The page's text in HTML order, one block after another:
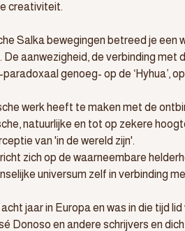
creativiteit.
Salka bewegingen betreed je een
De aanwezigheid, de verbinding met
genoeg- op de ‘Hyhua’,
werk heeft te maken met de
natuurlijke en tot op zekere
van 'in de wereld zijn'.
zich op de waarneembare
universum zelf in verbinding
jaar in Europa en was in die tijd
Donoso en andere schrijvers en